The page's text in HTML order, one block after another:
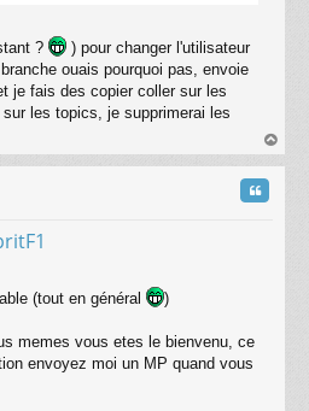
?
) pour changer l'utilisateur
ouais pourquoi pas, envoie
je fais des copier coller sur les
les topics, je supprimerai les
au
Citation
(tout en général )
memes vous etes le bienvenu, ce
envoyez moi un MP quand vous